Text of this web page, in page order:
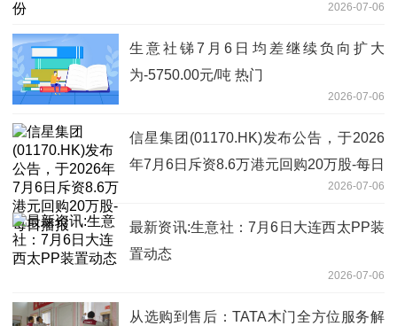
2026-07-06
生意社锑7月6日均差继续负向扩大
为-5750.00元/吨 热门
2026-07-06
信星集团(01170.HK)发布公告，于2026
年7月6日斥资8.6万港元回购20万股-每日
2026-07-06
最新资讯:生意社：7月6日大连西太PP装
置动态
2026-07-06
从选购到售后：TATA木门全方位服务解